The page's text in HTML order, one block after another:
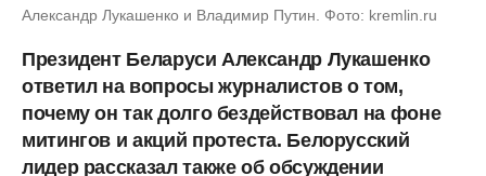
Александр Лукашенко и Владимир Путин. Фото: kremlin.ru
Президент Беларуси Александр Лукашенко
ответил на вопросы журналистов о том,
почему он так долго бездействовал на фоне
митингов и акций протеста. Белорусский
лидер рассказал также об обсуждении